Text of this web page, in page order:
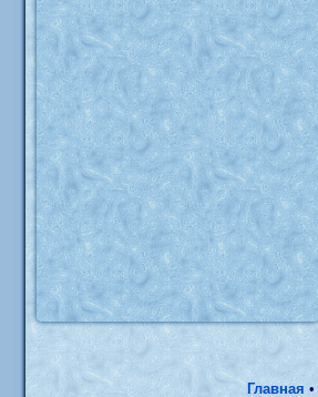
Главная •